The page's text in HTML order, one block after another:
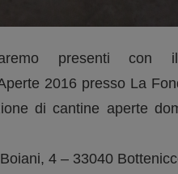
presenti
2016 presso La
di cantine aperte
4 – 33040